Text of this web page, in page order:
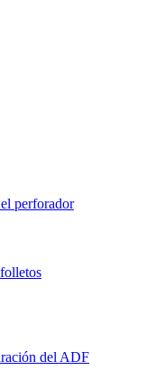
perforador
del ADF